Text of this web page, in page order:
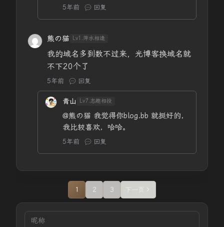
5年前 回复
熊の猫 Lv1.萍水相逢
我的域名多到数不过来，光博客换域名就
不下20个了
5年前 回复
青山 Lv7.志趣相投
@熊の猫 我觉得你blog.bb 就挺好的，
我比较喜欢，哈哈。
5年前 回复
1 2 3 下一页